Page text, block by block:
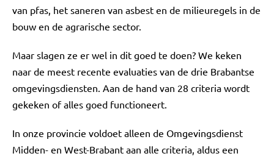
van pfas, het saneren van asbest en de milieuregels in de
bouw en de agrarische sector.
Maar slagen ze er wel in dit goed te doen? We keken
naar de meest recente evaluaties van de drie Brabantse
omgevingsdiensten. Aan de hand van 28 criteria wordt
gekeken of alles goed functioneert.
In onze provincie voldoet alleen de Omgevingsdienst
Midden- en West-Brabant aan alle criteria, aldus een